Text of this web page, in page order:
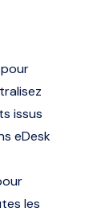
issus
eDesk
les